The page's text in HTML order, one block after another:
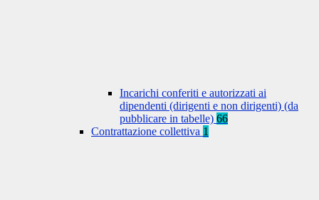
Incarichi conferiti e autorizzati ai
dipendenti (dirigenti e non dirigenti) (da
pubblicare in tabelle) 66
Contrattazione collettiva 1